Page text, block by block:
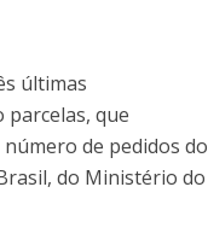
últimas
parcelas, que
de pedidos do
do Ministério do